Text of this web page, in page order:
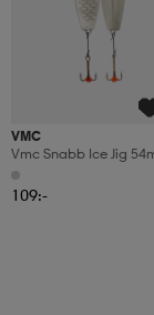
VMC
Vmc Snabb Ice Jig
13g Silver
109:-